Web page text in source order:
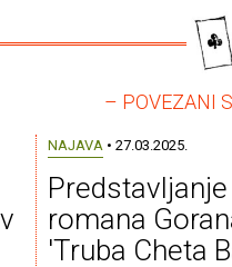
– POVEZANI
NAJAVA • 27.03.2025.
romana
'Truba Cheta